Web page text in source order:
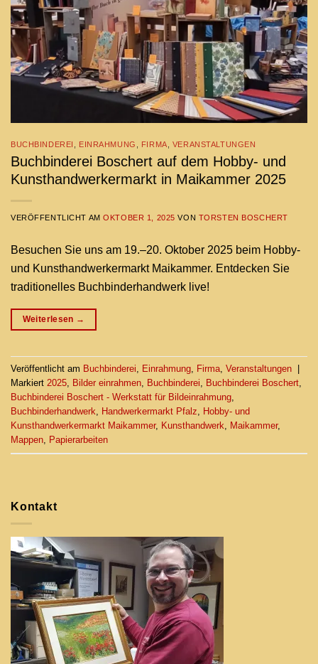
BUCHBINDEREI EINRAHMUNG FIRMA VERANSTALTUNGEN
Buchbinderei Boschert auf dem Hobby- und
Kunsthandwerkermarkt in Maikammer 2025
VERÖFFENTLICHT AMOKTOBER 1, 2025 VON TORSTEN BOSCHERT
Besuchen Sie uns am 19.–20. Oktober 2025 beim Hobby-
und Kunsthandwerkermarkt Maikammer. Entdecken Sie
traditionelles Buchbinderhandwerk live!
Weiterlesen →
Veröffentlicht am Buchbinderei Einrahmung Firma Veranstaltungen
Markiert 2025 Bilder einrahmen Buchbinderei Buchbinderei Boschert
Buchbinderei Boschert - Werkstatt für Bildeinrahmung
Buchbinderhandwerk
Handwerkermarkt Pfalz
Hobby- und
Kunsthandwerkermarkt Maikammer, Kunsthandwerk Maikammer,
Mappen
Papierarbeiten
Kontakt